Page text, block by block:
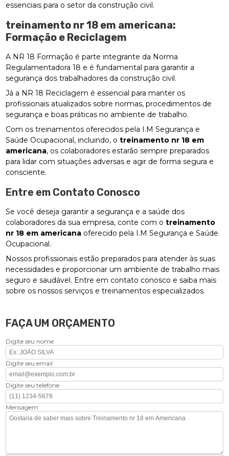
essenciais para o setor da construção civil.
treinamento nr 18 em americana:
Formação e Reciclagem
A NR 18 Formação é parte integrante da Norma
Regulamentadora 18 e é fundamental para garantir a
segurança dos trabalhadores da construção civil.
Já a NR 18 Reciclagem é essencial para manter os
profissionais atualizados sobre normas, procedimentos de
segurança e boas práticas no ambiente de trabalho.
Com os treinamentos oferecidos pela I.M Segurança e
Saúde Ocupacional, incluindo, otreinamento nr 18 em
americana, os colaboradores estarão sempre preparados
para lidar com situações adversas e agir de forma segura e
consciente.
Entre em Contato Conosco
Se você deseja garantir a segurança e a saúde dos
colaboradores da sua empresa, conte com otreinamento
nr 18 em americana oferecido pela I.M Segurança e Saúde
Ocupacional.
Nossos profissionais estão preparados para atender às suas
necessidades e proporcionar um ambiente de trabalho mais
seguro e saudável. Entre em contato conosco e saiba mais
sobre os nossos serviços e treinamentos especializados.
FAÇA UM ORÇAMENTO
Digite seu nome
Digite seu email
Digite seu telefone
Mensagem